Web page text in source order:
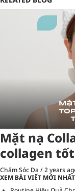
Mặt nạ
collagen
Chăm Sóc Da /2 years
XEM BÀI VIẾT MỚI NHẤT